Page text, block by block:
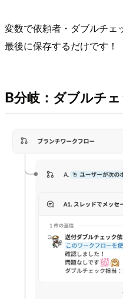
変数で依頼者・ダブルチェ
最後に保存するだけです！
B分岐：ダブルチ